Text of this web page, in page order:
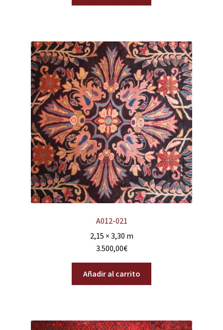
A012-021
2,15 × 3,30 m
3.500,00€
Añadir al carrito